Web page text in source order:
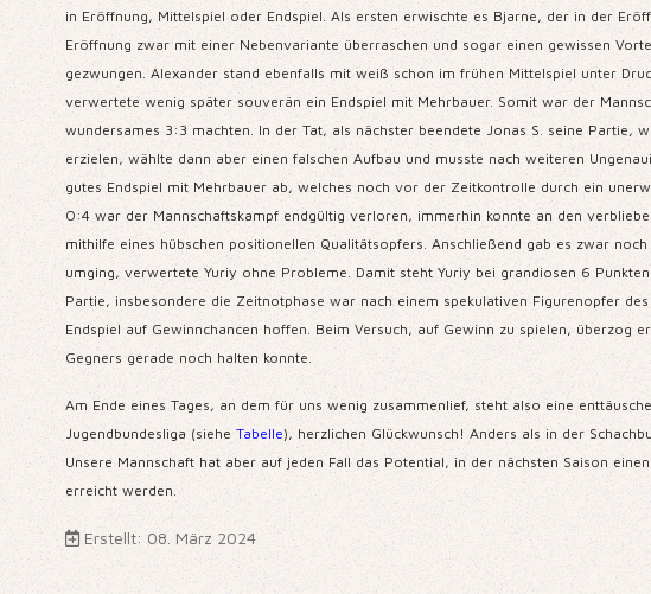
in Eröffnung, Mittelspiel oder Endspiel. Als ersten erwischte es Bjarne, der in der
Eröffnung zwar mit einer Nebenvariante überraschen und sogar einen gewissen
gezwungen. Alexander stand ebenfalls mit weiß schon im frühen Mittelspiel unter
verwertete wenig später souverän ein Endspiel mit Mehrbauer. Somit war der
wundersames 3:3 machten. In der Tat, als nächster beendete Jonas S. seine
erzielen, wählte dann aber einen falschen Aufbau und musste nach weiteren
gutes Endspiel mit Mehrbauer ab, welches noch vor der Zeitkontrolle durch ein
0:4 war der Mannschaftskampf endgültig verloren, immerhin konnte an den
mithilfe eines hübschen positionellen Qualitätsopfers. Anschließend gab es zwar
umging, verwertete Yuriy ohne Probleme. Damit steht Yuriy bei grandiosen 6
Partie, insbesondere die Zeitnotphase war nach einem spekulativen Figurenopfer
Endspiel auf Gewinnchancen hoffen. Beim Versuch, auf Gewinn zu spielen,
Gegners gerade noch halten konnte.
Am Ende eines Tages, an dem für uns wenig zusammenlief, steht also eine
Jugendbundesliga (sieheTabelle), herzlichen Glückwunsch! Anders als in der
Unsere Mannschaft hat aber auf jeden Fall das Potential, in der nächsten Saison
erreicht werden.
Erstellt: 08. März 2024